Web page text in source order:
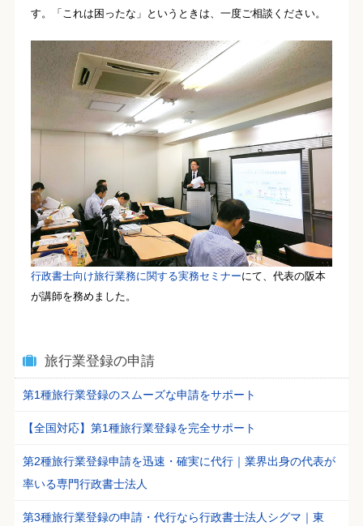
す。「これは困ったな」というときは、一度ご相談ください。
行政書士向け旅行業務に関する実務セミナーにて、代表の阪本
が講師を務めました。
旅行業登録の申請
第1種旅行業登録のスムーズな申請をサポート
【全国対応】第1種旅行業登録を完全サポート
第2種旅行業登録申請を迅速・確実に代行｜業界出身の代表が
率いる専門行政書士法人
第3種旅行業登録の申請・代行なら行政書士法人シグマ｜東